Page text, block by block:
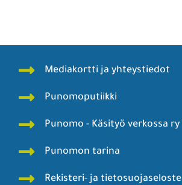
Mediakortti ja yhteystiedot
Punomoputiikki
Punomo - Käsityö verkossa ry
Punomon tarina
Rekisteri- ja tietosuojaseloste